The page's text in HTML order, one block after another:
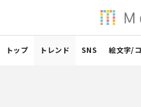
トップ トレンド SNS 絵文字/